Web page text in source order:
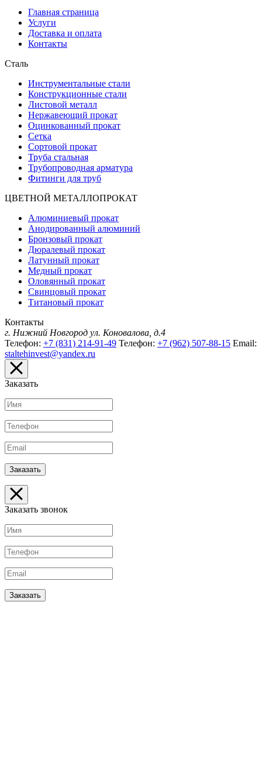
Главная страница
Услуги
Доставка и оплата
Контакты
Сталь
Инструментальные стали
Конструкционные стали
Листовой металл
Нержавеющий прокат
Оцинкованный прокат
Сетка
Сортовой прокат
Труба стальная
Трубопроводная арматура
Фитинги для труб
ЦВЕТНОЙ МЕТАЛЛОПРОКАТ
Алюминиевый прокат
Анодированный алюминий
Бронзовый прокат
Дюралевый прокат
Латунный прокат
Медный прокат
Оловянный прокат
Свинцовый прокат
Титановый прокат
Контакты
г. Нижний Новгород ул. Коновалова, д.4
Телефон: +7 (831) 214-91-49 Телефон: +7 (962) 507-88-15 Email:
staltehinvest@yandex.ru
Заказать
Заказать звонок